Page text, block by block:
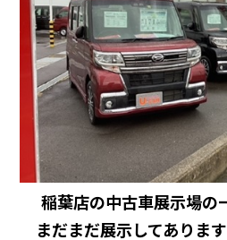
稲葉店の中古車展示場の
まだまだ展示してありま